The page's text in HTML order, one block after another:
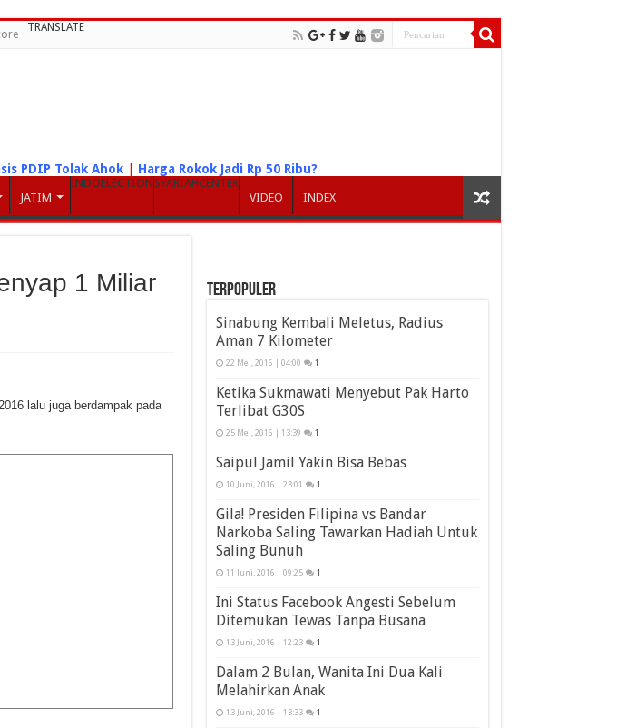
TRANSLATE
PDIP Tolak Ahok Harga Rokok Jadi Rp 50 Ribu?
JATIM
INDOELECTION SYARIAHCENTER
VIDEO
INDEX
1 Miliar
lalu juga berdampak pada
Terpopuler
Sinabung Kembali Meletus, Radius
Aman 7 Kilometer
22 Mei, 2016 | 04:00 1
Ketika Sukmawati Menyebut Pak Harto
Terlibat G30S
25 Mei, 2016 | 13:39 1
Saipul Jamil Yakin Bisa Bebas
10 Juni, 2016 | 23:01 1
Gila! Presiden Filipina vs Bandar
Narkoba Saling Tawarkan Hadiah Untuk
Saling Bunuh
11 Juni, 2016 | 09:25 1
Ini Status Facebook Angesti Sebelum
Ditemukan Tewas Tanpa Busana
13 Juni, 2016 | 12:23 1
Dalam 2 Bulan, Wanita Ini Dua Kali
Melahirkan Anak
13 Juni, 2016 | 13:33 1